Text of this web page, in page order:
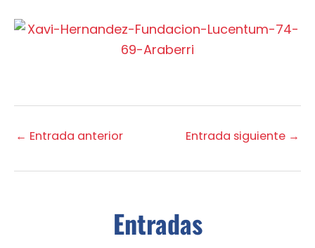
← Entrada anterior Entrada siguiente →
Entradas